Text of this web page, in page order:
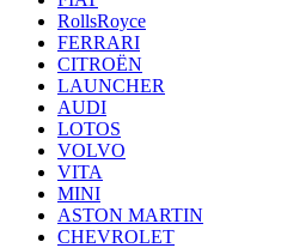
RollsRoyce
FERRARI
CITROËN
LAUNCHER
AUDI
LOTOS
VOLVO
VITA
MINI
ASTON MARTIN
CHEVROLET